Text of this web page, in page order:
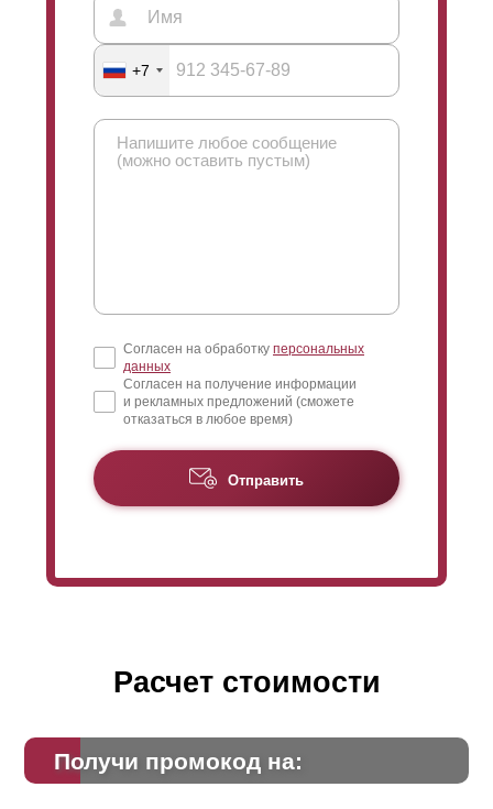
+7
Согласен на обработку персональных
данных
Согласен на получение информации
и рекламных предложений (сможете
отказаться в любое время)
Отправить
Расчет стоимости
Получи промокод на: